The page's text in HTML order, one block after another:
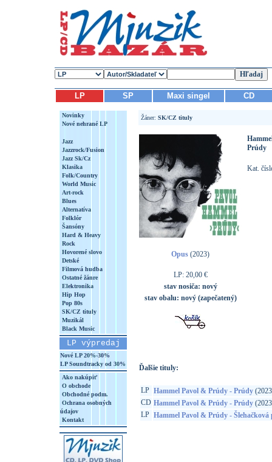
LP SP Maxi singel CD
Novinky
Nové nehrané LP
Jazz
Jazzrock/Fusion
Jazz Sk/Cz
Klasika
Folk/Country
World Music
Art-rock
Blues
Alternatíva
Folklór
Šansóny
Hard & Heavy
Rock
Hovorené slovo
Detské
Filmová hudba
Ostatné žánre
Elektronika
Hip Hop
Pop 80s
SK/CZ tituly
Muzikál
Black Music
LP výpredaj
Nové LP 20%-30%
LP Soundtracky od 30%
Ako nakúpiť
O obchode
Obchodné podm.
Ochrana osobných
údajov
Kontakt
Žáner: SK/CZ tituly
Opus (2023)
LP: 20,00 €
stav nosiča: nový
stav obalu: nový (zapečatený)
Prúdy
Kat.
Ďalšie tituly:
LP Hammel Pavol & Prúdy - Prúdy
CD Hammel Pavol & Prúdy - Prúdy
LP Hammel Pavol & Prúdy - Šlehačková